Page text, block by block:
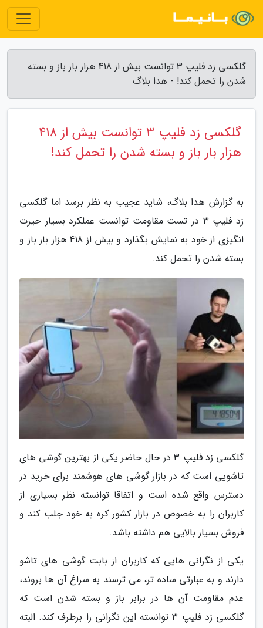
گلکسی زد فلیپ 3 توانست بیش از 418 هزار بار باز و بسته
شدن را تحمل کند! - هدا بلاگ
گلکسی زد فلیپ 3 توانست بیش از 418
هزار بار باز و بسته شدن را تحمل کند!
به گزارش هدا بلاگ، شاید عجیب به نظر برسد اما گلکسی
زد فلیپ 3 در تست مقاومت توانست عملکرد بسیار حیرت
انگیزی از خود به نمایش بگذارد و بیش از 418 هزار بار باز و
بسته شدن را تحمل کند.
گلکسی زد فلیپ 3 در حال حاضر یکی از بهترین گوشی های
تاشویی است که در بازار گوشی های هوشمند برای خرید در
دسترس واقع شده است و اتفاقا توانسته نظر بسیاری از
کاربران را به خصوص در بازار کشور کره به خود جلب کند و
فروش بسیار بالایی هم داشته باشد.
یکی از نگرانی هایی که کاربران از بابت گوشی های تاشو
دارند و به عبارتی ساده تر، می ترسند به سراغ آن ها بروند،
عدم مقاومت آن ها در برابر باز و بسته شدن است که
گلکسی زد فلیپ 3 توانسته این نگرانی را برطرف کند. البته